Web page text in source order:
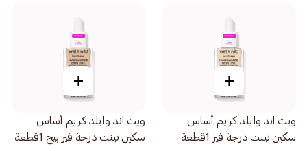
+
ويت اند وايلد كريم أساس
سكين تينت درجة فير 1قطعة
+
ويت اند وايلد كريم أساس
سكين تينت درجة فير بيج 1قطعة